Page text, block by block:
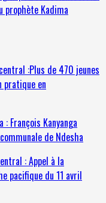
prophète Kadima
:Plus de 470 jeunes
pratique en
: François Kanyanga
de Ndesha
: Appel à la
pacifique du 11 avril